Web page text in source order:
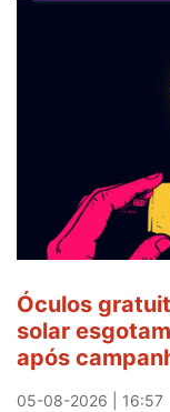
ser
o
quarto
a
a
meta
em
Sintra
Óculos
solar
após
05-08-2026 | 16:57